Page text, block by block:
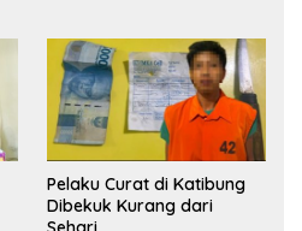
Pelaku Curat di Katibung
Dibekuk Kurang dari